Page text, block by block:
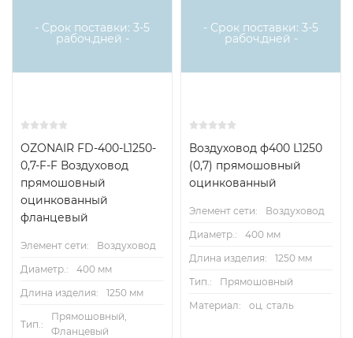
- Срок поставки: 3-5
рабоч.дней -
OZONAIR FD-400-L1250-
0,7-F-F Воздуховод
прямошовный
оцинкованный
фланцевый
Элемент сети:
Воздуховод
Диаметр.:
400 мм
Длина изделия:
1250 мм
Тип.:
Прямошовный,
Фланцевый
- Срок поставки: 3-5
рабоч.дней -
Воздуховод ф400 L1250
(0,7) прямошовный
оцинкованный
Элемент сети:
Воздуховод
Диаметр.:
400 мм
Длина изделия:
1250 мм
Тип.:
Прямошовный
Материал:
оц. сталь